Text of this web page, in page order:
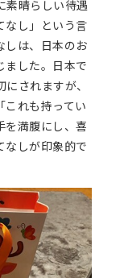
素晴らしい待遇
なし」という言
しは、日本のお
ました。日本で
されますが、
れも持ってい
を満腹にし、喜
なしが印象的で